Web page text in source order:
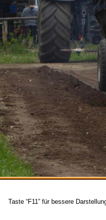
Taste “F11” für bessere